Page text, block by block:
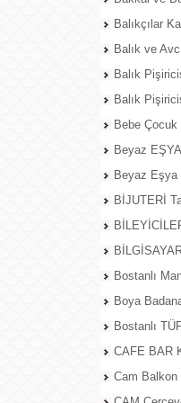
Balıkçılar
Balık ve
Balık
Balık
Bebe Çocuk
Beyaz
Beyaz Eşya
BİJUTERİ
Bostanlı
Boya
Bostanlı
CAFE BAR
Cam Balkon